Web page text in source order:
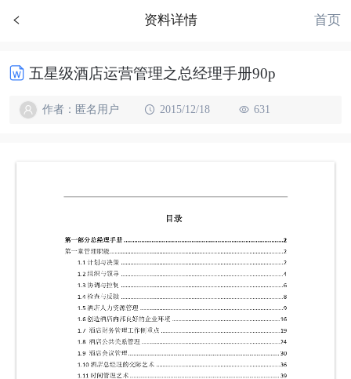
资料详情 首页
五星级酒店运营管理之总经理手册90p
作者：匿名用户 2015/12/18 631